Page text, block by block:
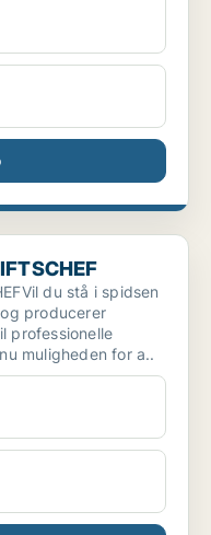
du stå i spidsen
producerer
professionelle
muligheden for a..